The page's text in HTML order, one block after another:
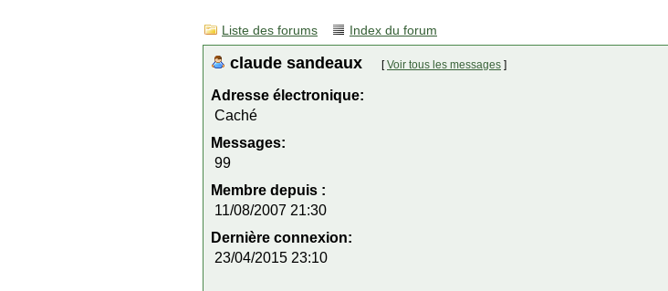
Liste des forums Index du forum
claude sandeaux [Voir tous les messages ]
Adresse électronique:
Caché
Messages:
99
Membre depuis :
11/08/2007 21:30
Dernière connexion:
23/04/2015 23:10